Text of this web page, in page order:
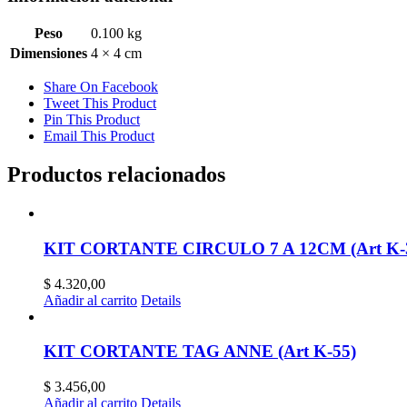
Peso
0.100 kg
Dimensiones 4 × 4 cm
Share On Facebook
Tweet This Product
Pin This Product
Email This Product
Productos relacionados
KIT CORTANTE CIRCULO 7 A 12CM (Art K-
$ 4.320,00
Añadir al carrito Details
KIT CORTANTE TAG ANNE (Art K-55)
$ 3.456,00
Añadir al carrito Details